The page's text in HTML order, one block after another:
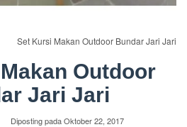
Set Kursi Makan Outdoor Bundar Jari Jari
Outdoor
Jari Jari
Diposting padaOktober 22, 2017